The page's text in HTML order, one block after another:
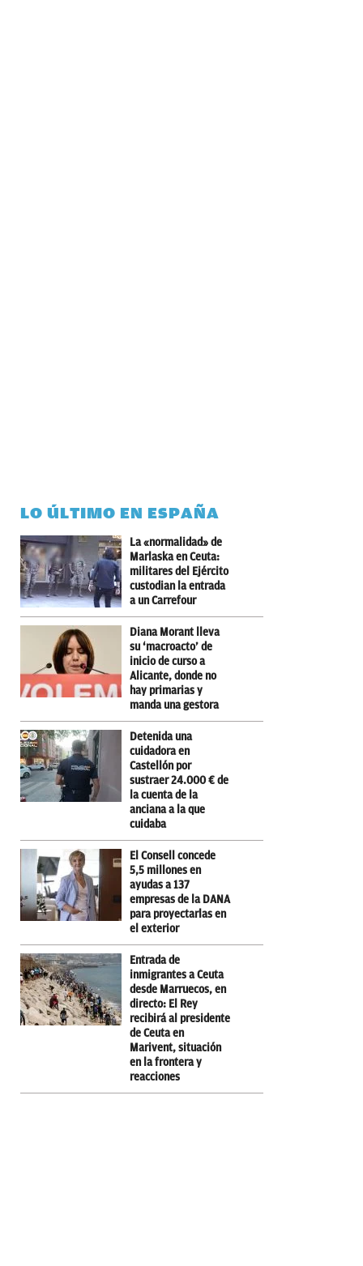
LO ÚLTIMO EN ESPAÑA
La «normalidad» de
Marlaska en Ceuta:
militares del Ejército
custodian la entrada
a un Carrefour
Diana Morant lleva
su ‘macroacto’ de
inicio de curso a
Alicante, donde no
hay primarias y
manda una gestora
Detenida una
cuidadora en
Castellón por
sustraer 24.000 € de
la cuenta de la
anciana a la que
cuidaba
El Consell concede
5,5 millones en
ayudas a 137
empresas de la DANA
para proyectarlas en
el exterior
Entrada de
inmigrantes a Ceuta
desde Marruecos, en
directo: El Rey
recibirá al presidente
de Ceuta en
Marivent, situación
en la frontera y
reacciones